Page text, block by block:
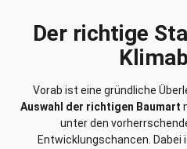
Der richtige
Vorab ist eine gründliche
Auswahl der richtigen Baumart
unter den
Entwicklungschancen.